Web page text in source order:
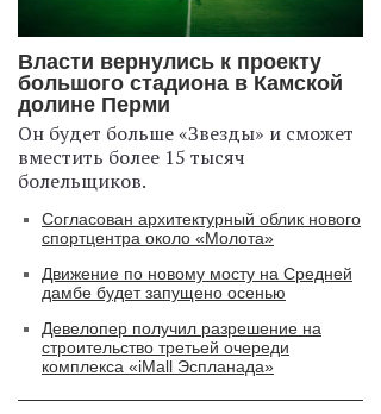
Власти вернулись к проекту
большого стадиона в Камской
долине Перми
Он будет больше «Звезды» и сможет
вместить более 15 тысяч
болельщиков.
Согласован архитектурный облик нового
спортцентра около «Молота»
Движение по новому мосту на Средней
дамбе будет запущено осенью
Девелопер получил разрешение на
строительство третьей очереди
комплекса «iMall Эспланада»